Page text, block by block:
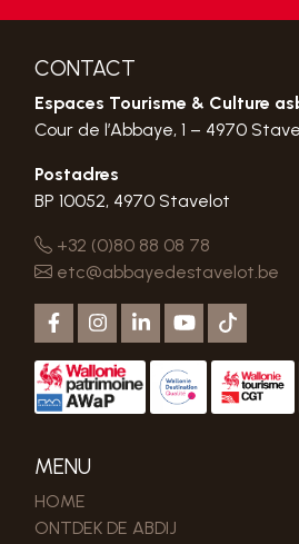
CONTACT
Espaces Tourisme & Culture
Cour de l’Abbaye, 1 – 4970
Postadres
BP 10052, 4970 Stavelot
+32 (0)80 88 08 78
etc@abbayedestavelot.be
MENU
HOME
ONTDEK DE ABDIJ